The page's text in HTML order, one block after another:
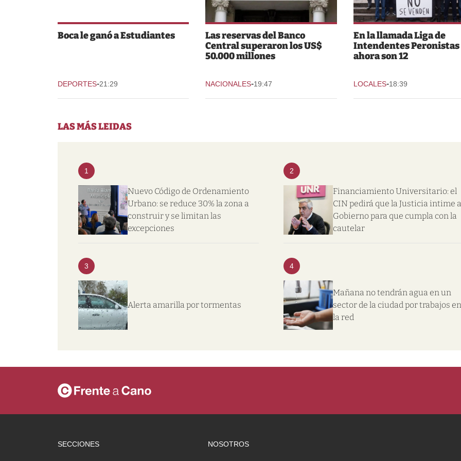
Boca le ganó a Estudiantes
DEPORTES-21:29
Las reservas del Banco
Central superaron los US$
50.000 millones
NACIONALES-19:47
En la llamada Liga de
Intendentes Peronistas
ahora son 12
LOCALES-18:39
LAS MÁS LEIDAS
1
Nuevo Código de Ordenamiento
Urbano: se reduce 30% la zona a
construir y se limitan las
excepciones
2
Financiamiento Universitario: el
CIN pedirá que la Justicia intime
Gobierno para que cumpla con la
cautelar
3
Alerta amarilla por tormentas
4
Mañana no tendrán agua en un
sector de la ciudad por trabajos en
la red
SECCIONES NOSOTROS